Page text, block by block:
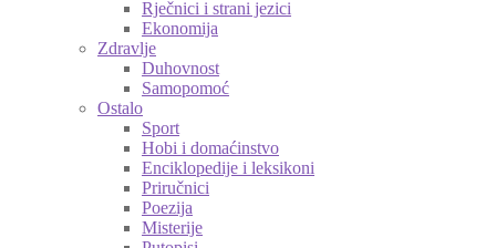
Rječnici i strani jezici
Ekonomija
Zdravlje
Duhovnost
Samopomoć
Ostalo
Sport
Hobi i domaćinstvo
Enciklopedije i leksikoni
Priručnici
Poezija
Misterije